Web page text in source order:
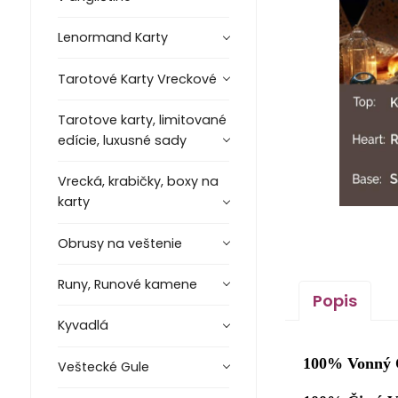
Lenormand Karty
Tarotové Karty Vreckové
Tarotove karty, limitované
edície, luxusné sady
Vrecká, krabičky, boxy na
karty
Obrusy na veštenie
Runy, Runové kamene
Kyvadlá
Veštecké Gule
Popis
100%